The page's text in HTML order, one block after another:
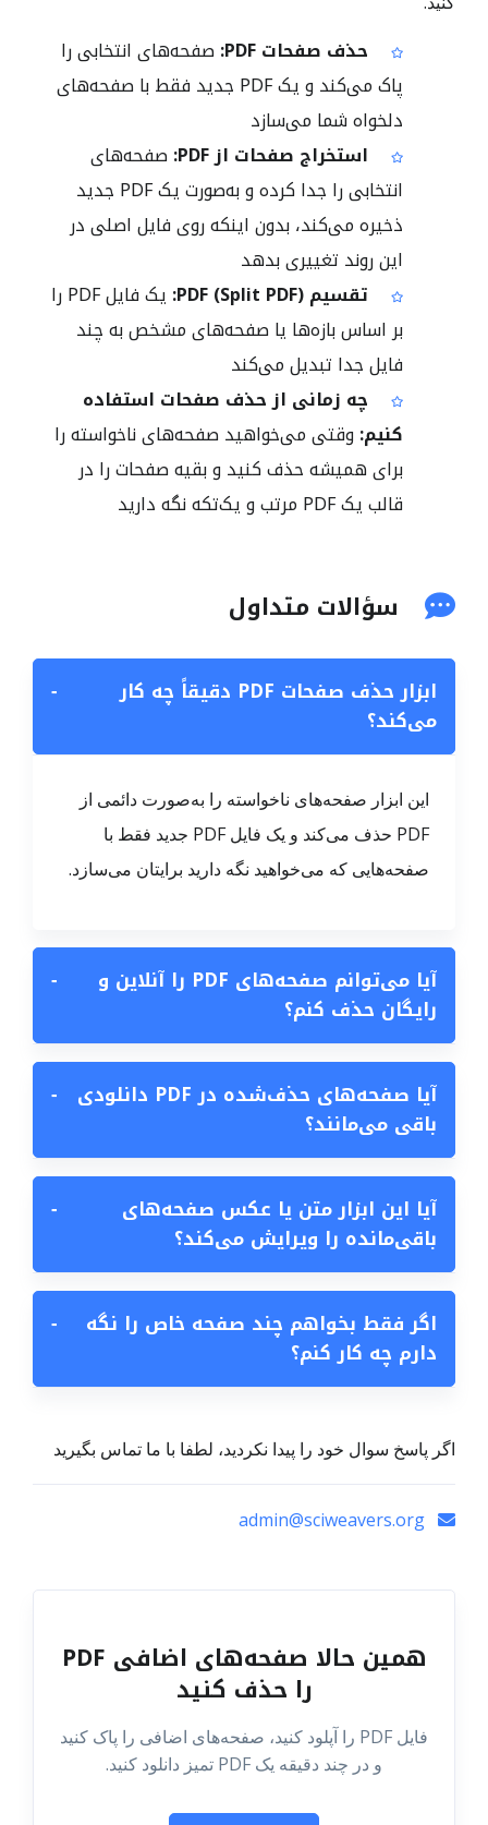
حذف صفحات PDF:
صفحه‌های انتخابی را
پاک می‌کند و یک PDF جدید فقط با صفحه‌های
دلخواه شما می‌سازد
استخراج صفحات از PDF:
صفحه‌های
انتخابی را جدا کرده و به‌صورت یک PDF جدید
ذخیره می‌کند، بدون اینکه روی فایل اصلی در
این روند تغییری بدهد
تقسیم PDF (Split PDF):
یک فایل PDF را
بر اساس بازه‌ها یا صفحه‌های مشخص به چند
فایل جدا تبدیل می‌کند
چه زمانی از حذف صفحات استفاده
کنیم: وقتی می‌خواهید صفحه‌های ناخواسته را
برای همیشه حذف کنید و بقیه صفحات را در
قالب یک PDF مرتب و یک‌تکه نگه دارید
سؤالات متداول
ابزار حذف صفحات PDF دقیقاً چه کار
می‌کند؟
−
این ابزار صفحه‌های ناخواسته را به‌صورت دائمی از
PDF حذف می‌کند و یک فایل PDF جدید فقط با
صفحه‌هایی که می‌خواهید نگه دارید برایتان می‌سازد.
آیا می‌توانم صفحه‌های PDF را آنلاین و
رایگان حذف کنم؟
−
آیا صفحه‌های حذف‌شده در PDF دانلودی
باقی می‌مانند؟
−
آیا این ابزار متن یا عکس صفحه‌های
باقی‌مانده را ویرایش می‌کند؟
−
اگر فقط بخواهم چند صفحه خاص را نگه
دارم چه کار کنم؟
−
اگر پاسخ سوال خود را پیدا نکردید، لطفا با ما تماس بگیرید
همین حالا صفحه‌های اضافی PDF
را حذف کنید
فایل PDF را آپلود کنید، صفحه‌های اضافی را پاک کنید
و در چند دقیقه یک PDF تمیز دانلود کنید.